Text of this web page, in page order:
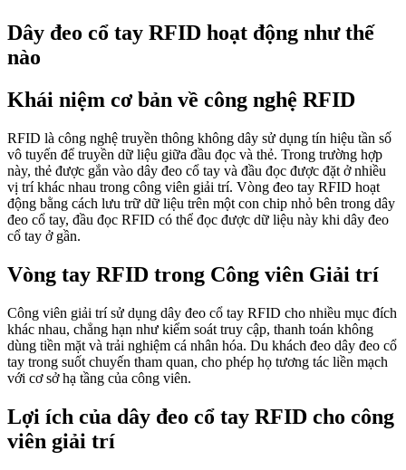
Dây đeo cổ tay RFID hoạt động như thế
nào
Khái niệm cơ bản về công nghệ RFID
RFID là công nghệ truyền thông không dây sử dụng tín hiệu tần số
vô tuyến để truyền dữ liệu giữa đầu đọc và thẻ. Trong trường hợp
này, thẻ được gắn vào dây đeo cổ tay và đầu đọc được đặt ở nhiều
vị trí khác nhau trong công viên giải trí. Vòng đeo tay RFID hoạt
động bằng cách lưu trữ dữ liệu trên một con chip nhỏ bên trong dây
đeo cổ tay, đầu đọc RFID có thể đọc được dữ liệu này khi dây đeo
cổ tay ở gần.
Vòng tay RFID trong Công viên Giải trí
Công viên giải trí sử dụng dây đeo cổ tay RFID cho nhiều mục đích
khác nhau, chẳng hạn như kiểm soát truy cập, thanh toán không
dùng tiền mặt và trải nghiệm cá nhân hóa. Du khách đeo dây đeo cổ
tay trong suốt chuyến tham quan, cho phép họ tương tác liền mạch
với cơ sở hạ tầng của công viên.
Lợi ích của dây đeo cổ tay RFID cho công
viên giải trí